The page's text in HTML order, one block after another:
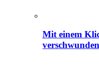
Mit einem